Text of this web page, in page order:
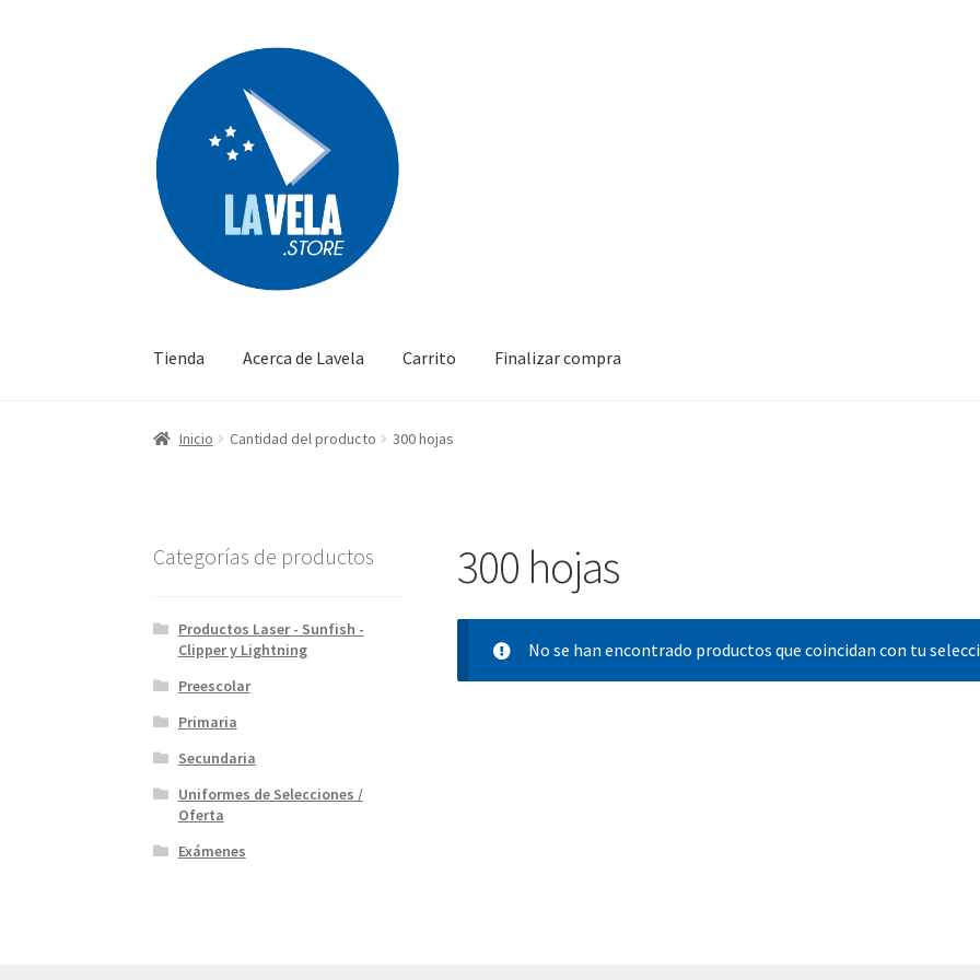
navegación
contenido
Tienda Acerca de Lavela Carrito Finalizar compra
Inicio Cantidad del producto 300 hojas
300 hojas
No se han encontrado productos que coincidan con tu
Categorías de productos
Productos Laser - Sunfish -
Clipper y Lightning
Preescolar
Primaria
Secundaria
Uniformes de Selecciones /
Oferta
Exámenes